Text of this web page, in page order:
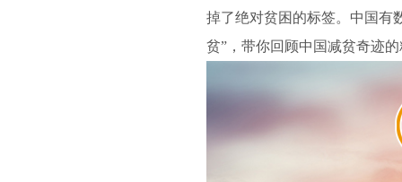
掉了绝对贫困的标签。中国有
贫”，带你回顾中国减贫奇迹